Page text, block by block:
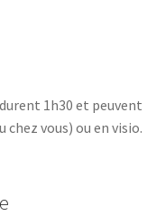
1h30 et peuvent
vous) ou en visio.